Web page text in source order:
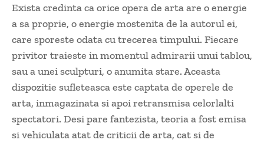
Exista credinta ca orice opera de arta are o energie
a sa proprie, o energie mostenita de la autorul ei,
care sporeste odata cu trecerea timpului. Fiecare
privitor traieste in momentul admirarii unui tablou,
sau a unei sculpturi, o anumita stare. Aceasta
dispozitie sufleteasca este captata de operele de
arta, inmagazinata si apoi retransmisa celorlalti
spectatori. Desi pare fantezista, teoria a fost emisa
si vehiculata atat de criticii de arta, cat si de